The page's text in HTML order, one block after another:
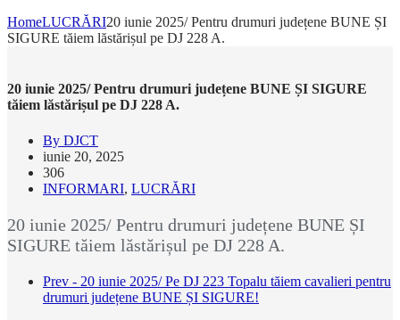
HomeLUCRĂRI20 iunie 2025/ Pentru drumuri județene BUNE ȘI
SIGURE tăiem lăstărișul pe DJ 228 A.
20 iunie 2025/ Pentru drumuri județene BUNE ȘI SIGURE
tăiem lăstărișul pe DJ 228 A.
By DJCT
iunie 20, 2025
306
INFORMARI, LUCRĂRI
20 iunie 2025/ Pentru drumuri județene BUNE ȘI
SIGURE tăiem lăstărișul pe DJ 228 A.
Prev - 20 iunie 2025/ Pe DJ 223 Topalu tăiem cavalieri pentru
drumuri județene BUNE ȘI SIGURE!